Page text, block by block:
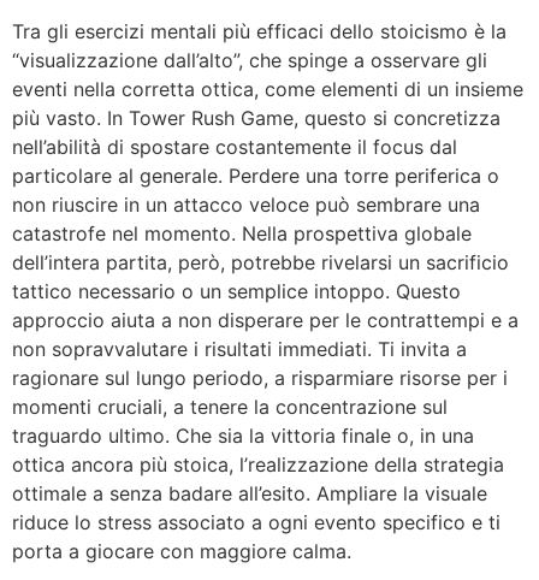
Tra gli esercizi mentali più efficaci dello stoicismo è la
“visualizzazione dall’alto”, che spinge a osservare gli
eventi nella corretta ottica, come elementi di un insieme
più vasto. In Tower Rush Game, questo si concretizza
nell’abilità di spostare costantemente il focus dal
particolare al generale. Perdere una torre periferica o
non riuscire in un attacco veloce può sembrare una
catastrofe nel momento. Nella prospettiva globale
dell’intera partita, però, potrebbe rivelarsi un sacrificio
tattico necessario o un semplice intoppo. Questo
approccio aiuta a non disperare per le contrattempi e a
non sopravvalutare i risultati immediati. Ti invita a
ragionare sul lungo periodo, a risparmiare risorse per i
momenti cruciali, a tenere la concentrazione sul
traguardo ultimo. Che sia la vittoria finale o, in una
ottica ancora più stoica, l’realizzazione della strategia
ottimale a senza badare all’esito. Ampliare la visuale
riduce lo stress associato a ogni evento specifico e ti
porta a giocare con maggiore calma.